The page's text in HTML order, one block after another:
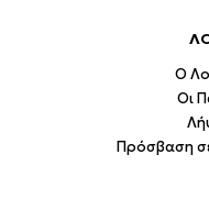
Ο
Οι
Πρόσβαση